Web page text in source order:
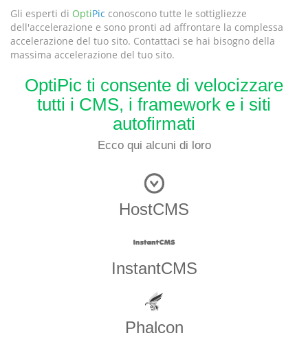
Gli esperti di OptiPic conoscono tutte le sottigliezze
dell'accelerazione e sono pronti ad affrontare la complessa
accelerazione del tuo sito. Contattaci se hai bisogno della
massima accelerazione del tuo sito.
OptiPic ti consente di velocizzare
tutti i CMS, i framework e i siti
autofirmati
Ecco qui alcuni di loro
HostCMS
InstantCMS
Phalcon